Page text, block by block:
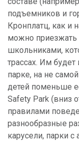
подъемников и
Кронплатц, как и
можно
школьниками,
трассах. Им
парке, на не
детей поменьше
Safety Park (вниз
правилами
разнообразные
карусели, парки